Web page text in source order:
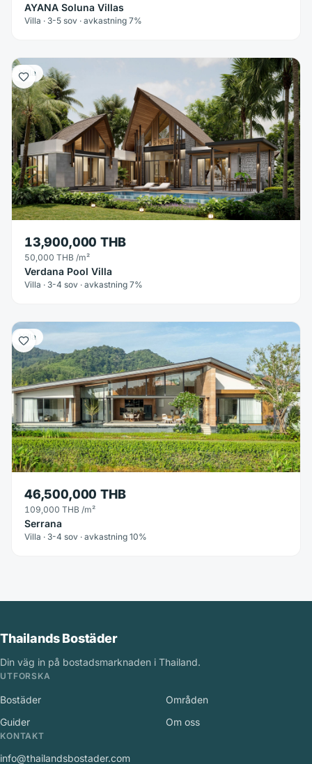
AYANA Soluna Villas
Villa · 3-5 sov · avkastning 7%
Villa
13,900,000 THB
50,000 THB /m²
Verdana Pool Villa
Villa · 3-4 sov · avkastning 7%
Villa
46,500,000 THB
109,000 THB /m²
Serrana
Villa · 3-4 sov · avkastning 10%
Thailands Bostäder
Din väg in på bostadsmarknaden i Thailand.
UTFORSKA
Bostäder
Områden
Guider
Om oss
KONTAKT
info@thailandsbostader.com